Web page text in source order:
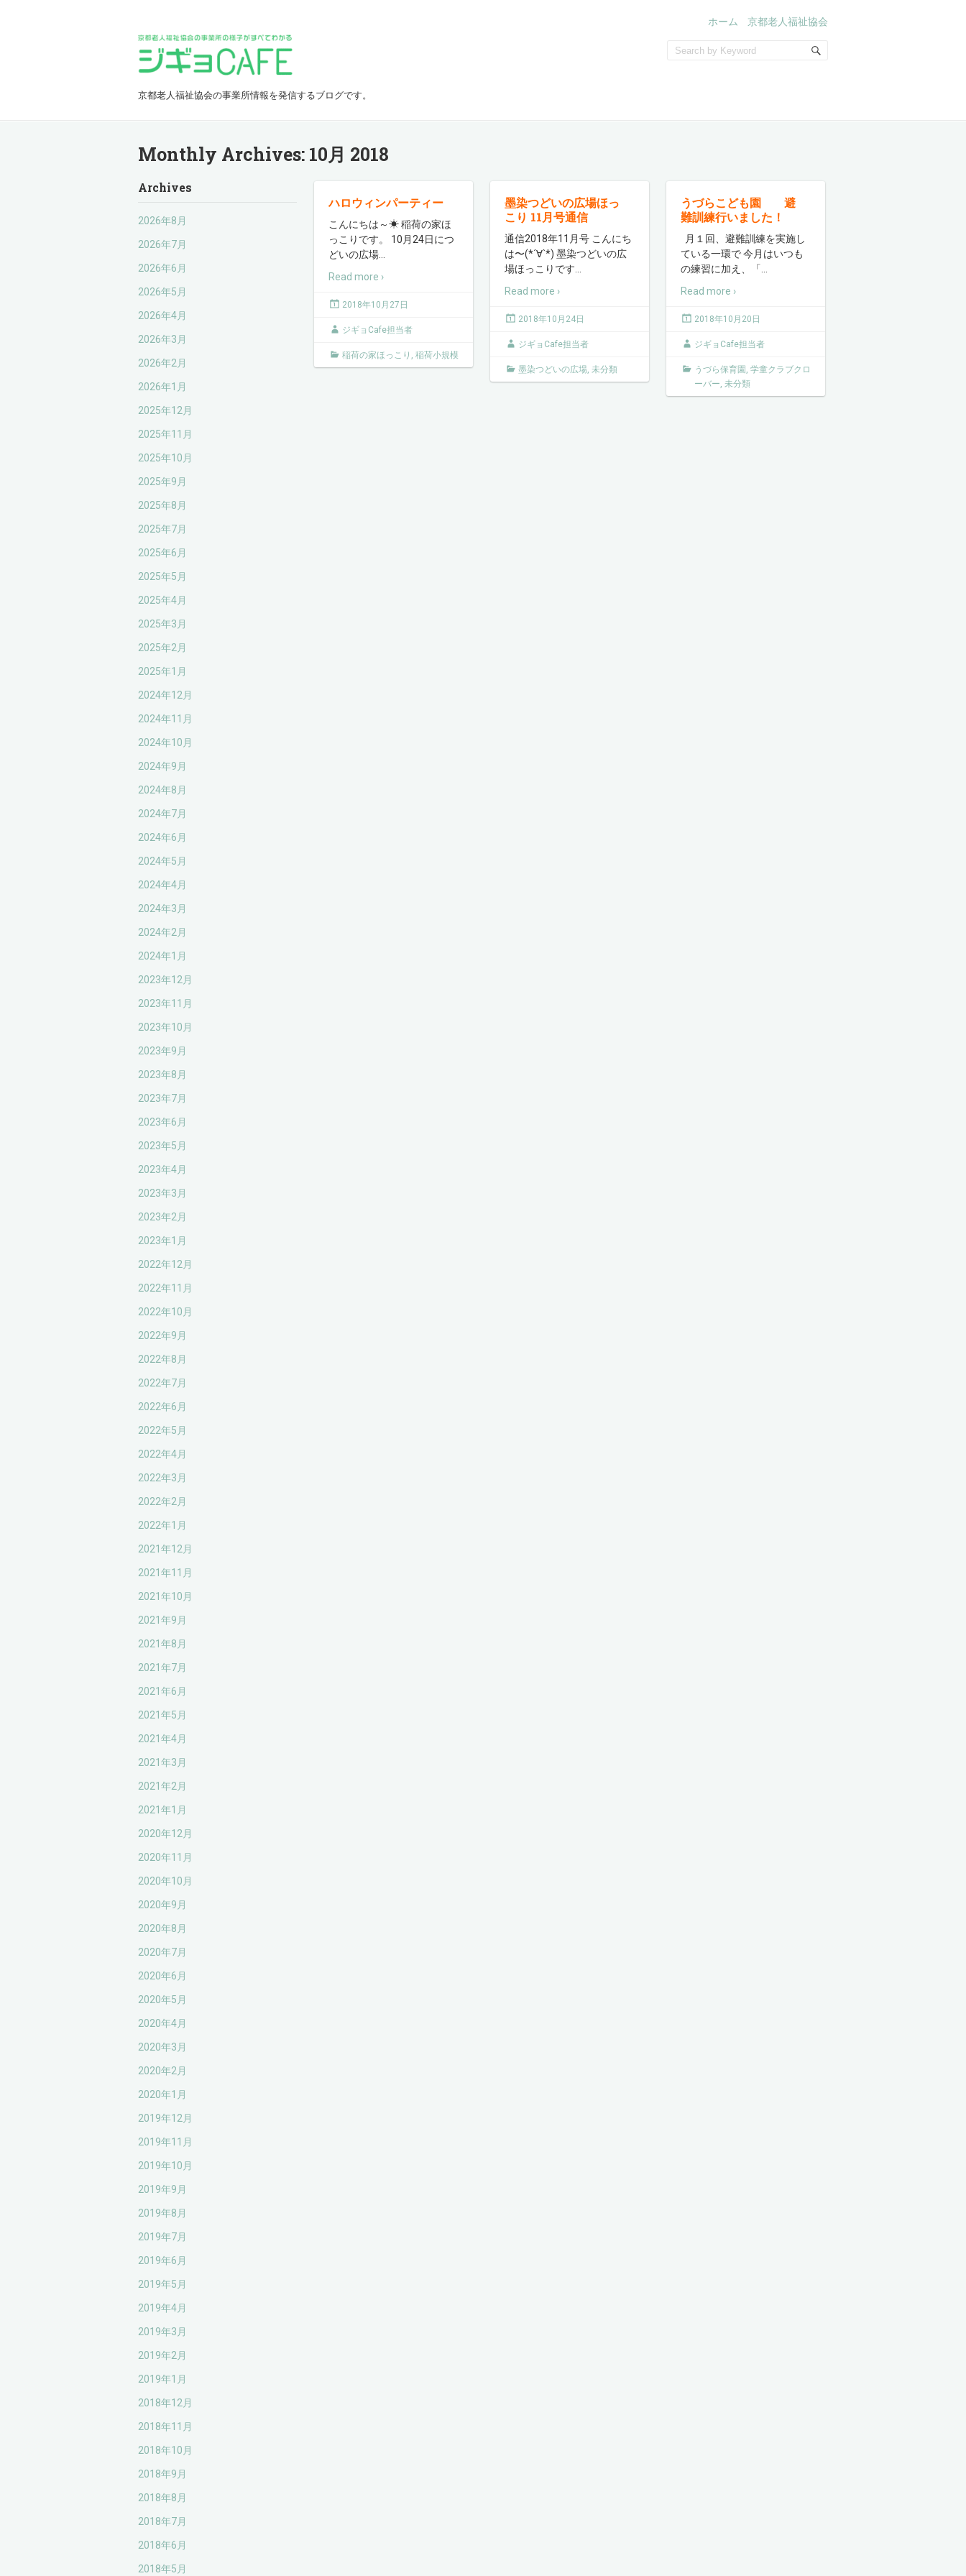
京都老人福祉協会の事業所情報を発信するブログです。
ホーム 京都老人福祉協会
Monthly Archives: 10月 2018
Archives
2026年8月
2026年7月
2026年6月
2026年5月
2026年4月
2026年3月
2026年2月
2026年1月
2025年12月
2025年11月
2025年10月
2025年9月
2025年8月
2025年7月
2025年6月
2025年5月
2025年4月
2025年3月
2025年2月
2025年1月
2024年12月
2024年11月
2024年10月
2024年9月
2024年8月
2024年7月
2024年6月
2024年5月
2024年4月
2024年3月
2024年2月
2024年1月
2023年12月
2023年11月
2023年10月
2023年9月
2023年8月
2023年7月
2023年6月
2023年5月
2023年4月
2023年3月
2023年2月
2023年1月
2022年12月
2022年11月
2022年10月
2022年9月
2022年8月
2022年7月
2022年6月
2022年5月
2022年4月
2022年3月
2022年2月
2022年1月
2021年12月
2021年11月
2021年10月
2021年9月
2021年8月
2021年7月
2021年6月
2021年5月
2021年4月
2021年3月
2021年2月
2021年1月
2020年12月
2020年11月
2020年10月
2020年9月
2020年8月
2020年7月
2020年6月
2020年5月
2020年4月
2020年3月
2020年2月
2020年1月
2019年12月
2019年11月
2019年10月
2019年9月
2019年8月
2019年7月
2019年6月
2019年5月
2019年4月
2019年3月
2019年2月
2019年1月
2018年12月
2018年11月
2018年10月
2018年9月
2018年8月
2018年7月
2018年6月
2018年5月
ハロウィンパーティー
こんにちは～☀ 稲荷の家ほ
っこりです。 10月24日につ
どいの広場
Read more ›
2018年10月27日
ジギョCafe担当者
稲荷の家ほっこり , 稲荷小規模
墨染つどいの広場ほっ
こり 11月号通信
通信2018年11月号 こんにち
は〜(*´∀`*) 墨染つどいの広
場ほっこりです
Read more ›
2018年10月24日
ジギョCafe担当者
墨染つどいの広場, 未分類
うづらこども園 避
難訓練行いました！
月１回、避難訓練を実施し
ている一環で 今月はいつも
の練習に加え、「
Read more ›
2018年10月20日
ジギョCafe担当者
うづら保育園 , 学童クラブクロ
ーバー, 未分類